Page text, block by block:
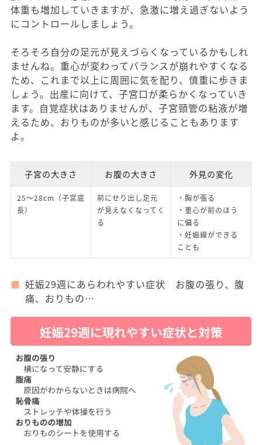
体重も増加していきますが、急激に増え過ぎないよう
にコントロールしましょう。
そろそろ自分の足元が見えづらくなっているかもしれ
ませんね。重心が変わってバランスが崩れやすくなる
ため、これまで以上に周囲に気を配り、慎重に歩きま
しょう。出産に向けて、子宮口が柔らかくなっていき
ます。自覚症状はありませんが、子宮頸管の粘液が増
えるため、おりものが多いと感じることもあります
よ。
子宮の大きさ お腹の大きさ 外見の変化
25～28cm（子宮底
長）
前にせり出し足元
が見えなくなってく
る
・胸が張る
・重心が前のほう
に偏る
・妊娠線ができる
ことも
妊娠29週にあらわれやすい症状 お腹の張り、腹
痛、おりもの…